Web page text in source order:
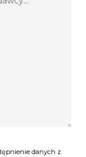
danych z